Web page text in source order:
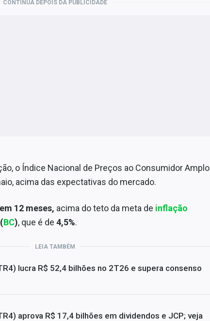
CONTINUA DEPOIS DA PUBLICIDADE
o Índice Nacional de Preços ao Consumidor Amplo
acima das expectativas do mercado.
12 meses, acima do teto da meta de inflação
BC), que é de 4,5%.
LEIA TAMBÉM
lucra R$ 52,4 bilhões no 2T26 e supera consenso
aprova R$ 17,4 bilhões em dividendos e JCP; veja